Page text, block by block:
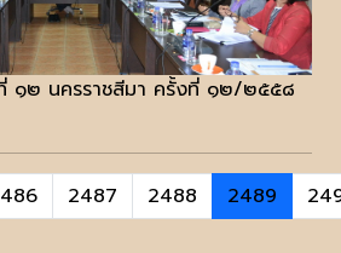
๑๒ นครราชสีมา ครั้งที่ ๑๒/๒๕๕๘
2487 2488 2489